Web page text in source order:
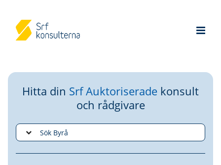
Hitta din Srf Auktoriserade konsult
och rådgivare